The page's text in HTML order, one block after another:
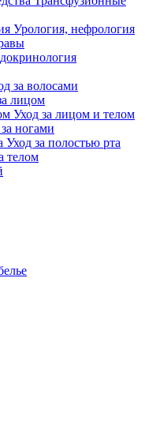
Урология, нефрология
за волосами
лицом
Уход за лицом и телом
ногами
Уход за полостью рта
телом